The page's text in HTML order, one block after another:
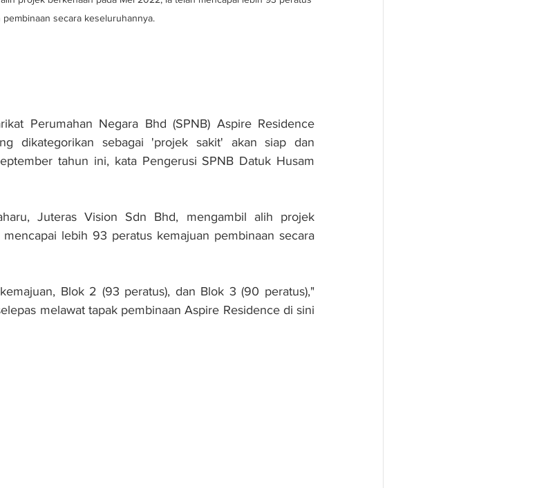
pembinaan secara keseluruhannya.
Perumahan Negara Bhd (SPNB) Aspire Residence
dikategorikan sebagai 'projek sakit' akan siap dan
tahun ini, kata Pengerusi SPNB Datuk Husam
Juteras Vision Sdn Bhd, mengambil alih projek
lebih 93 peratus kemajuan pembinaan secara
Blok 2 (93 peratus), dan Blok 3 (90 peratus),"
melawat tapak pembinaan Aspire Residence di sini